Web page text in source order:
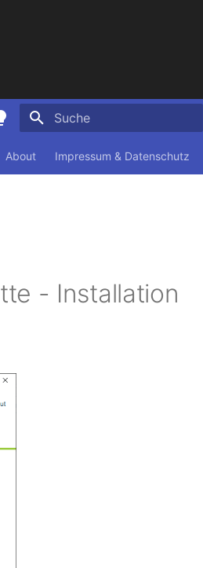
About Impressum & Datenschutz
- Installation